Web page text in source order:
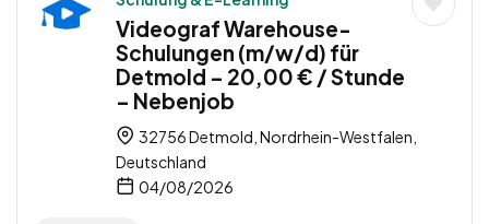
Videograf Warehouse-
Schulungen (m/w/d) für
Detmold – 20,00 € / Stunde
– Nebenjob
32756 Detmold, Nordrhein-Westfalen,
Deutschland
04/08/2026